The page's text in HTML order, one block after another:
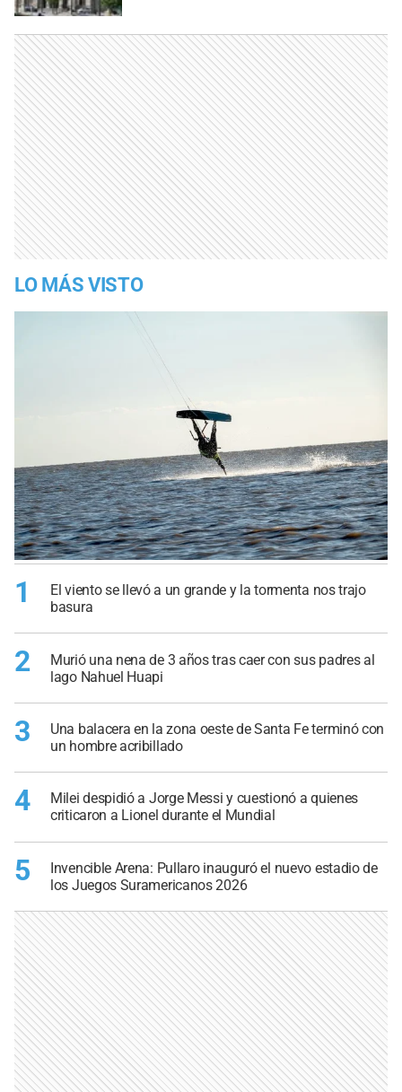
LO MÁS VISTO
1
El viento se llevó a un grande y la tormenta nos trajo
basura
2
Murió una nena de 3 años tras caer con sus padres al
lago Nahuel Huapi
3
Una balacera en la zona oeste de Santa Fe terminó con
un hombre acribillado
4
Milei despidió a Jorge Messi y cuestionó a quienes
criticaron a Lionel durante el Mundial
5
Invencible Arena: Pullaro inauguró el nuevo estadio de
los Juegos Suramericanos 2026